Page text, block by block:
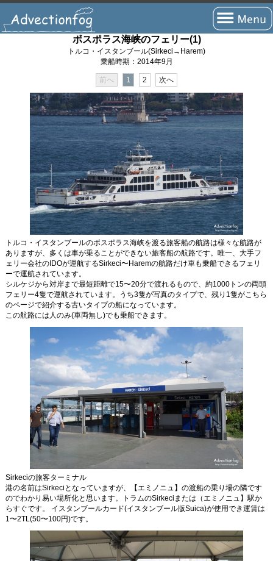
フェリーの航路
瀬戸内海航路
北海道航路
九州・四国(太平洋)航路
沖縄・離島航路
国際航路
海外航路
短距離航路
あの船は今？
船を眺める
船旅をもっと楽しく
Photo BBS
Text BBS
ボスポラス海峡のフェリー(1)
トルコ・イスタンブール(Sirkeci→Harem)
乗船時期：2014年9月
前へ 1 2 次へ
トルコ・イスタンブールのボスポラス海峡を渡る旅客船の航路は様々な航路が
ありますが、多くは車が乗ることができない旅客船の航路です。唯一、大手フ
ェリー会社のIDOが運航するSirkeci〜Haremの航路だけ車も乗船できるフェリ
ーで運航されています。
シルケジから対岸まで最短距離で15〜20分で渡れるもので、約1000トンの両頭
フェリー4隻で運航されています。うち3隻が写真のタイプで、残り1隻がこちら
のページで紹介する古いタイプの船になっています。
この航路には人のみ(車両無し)でも乗船できます。
Sirkeciの旅客ターミナル
港の名前はSirkeciとなっていますが、【エミノニュ】の渡船の乗り場の隣です
のでわかり易い場所化と思います。トラムのSirkeciまたは（エミノニュ】駅か
らすぐです。 イスタンブールカード(イスタンブール版Suica)が使用でき運賃は
1〜2TL(50〜100円)です。